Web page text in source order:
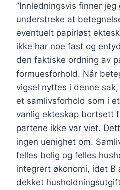
”Innledningsvis finner jeg
understreke at
eventuelt papirløst
ikke har noe fast og
den faktiske ordning av
formuesforhold. Når
vigsel nyttes i denne
et samlivsforhold som i
vanlig ekteskap bortsett
partene ikke var viet.
ingen uenighet om.
felles bolig og felles
integrert økonomi, idet B
dekket